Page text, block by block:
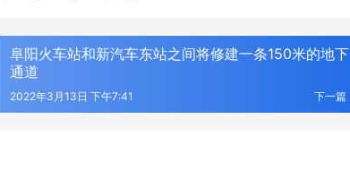
阜阳火车站和新汽车东站之间将修建一条150米的地下
通道
下一篇
2022年3月13日 下午7:41